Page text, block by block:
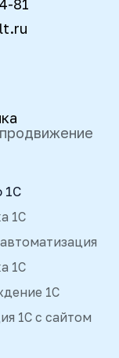
81
1С
1С
1С
1С
1С с сайтом